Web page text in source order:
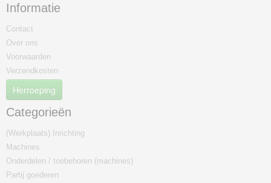
Informatie
Contact
Over ons
Voorwaarden
Verzendkosten
Herroeping
Categorieën
(Werkplaats) Inrichting
Machines
Onderdelen / toebehoren (machines)
Partij goederen